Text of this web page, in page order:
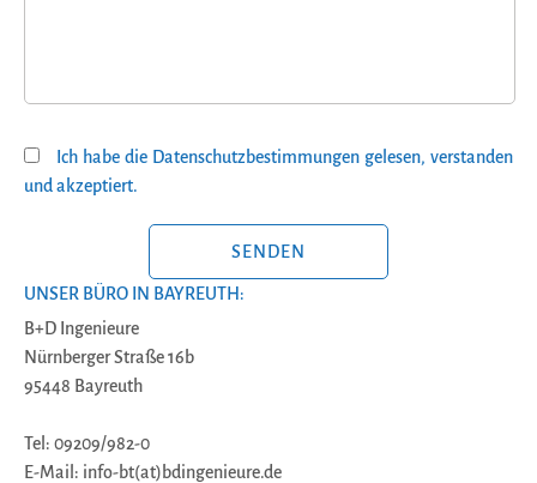
Ich habe die Datenschutzbestimmungen gelesen, verstanden
und akzeptiert.
UNSER BÜRO IN BAYREUTH:
B+D Ingenieure
Nürnberger Straße 16b
95448 Bayreuth
Tel: 09209/982-0
E-Mail: info-bt(at)bdingenieure.de